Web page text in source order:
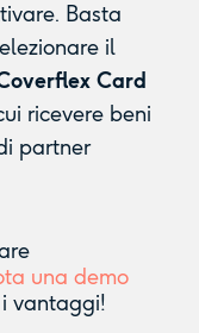
Basta
il
Card
ricevere beni
partner
una demo
vantaggi!